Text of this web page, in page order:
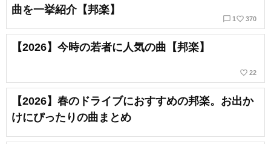
曲を一挙紹介【邦楽】
chat_bubble_outline 1 favorite_border 370
【2026】今時の若者に人気の曲【邦楽】
favorite_border 22
【2026】春のドライブにおすすめの邦楽。お出か
けにぴったりの曲まとめ